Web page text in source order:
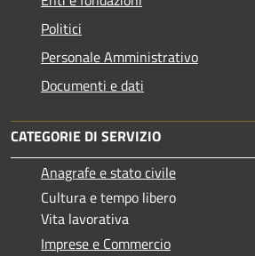
Politici
Personale Amministrativo
Documenti e dati
CATEGORIE DI SERVIZIO
Anagrafe e stato civile
Cultura e tempo libero
Vita lavorativa
Imprese e Commercio